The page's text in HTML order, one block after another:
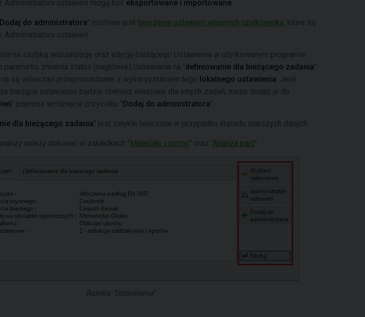
Administratora ustawień mogą być eksportowane i importowane
Dodaj do administratora" możliwe jest tworzenie ustawień własnych użytkownika, które są
Administratora ustawień.
na szybką wizualizację oraz edycję bieżącego Ustawienia w użytkowanym programie.
zmienia status (nagłówek) Ustawiania na "definiowanie dla bieżącego zadania".
są wówczas przeprowadzane z wykorzystaniem tego lokalnego ustawienia . Jeśli
bieżące ustawienie będzie również właściwe dla innych zadań, może dodać je do
" poprzez wciśnięcie przycisku "Dodaj do administratora".
dla bieżącego zadania" jest zwykle tworzone w przypadku importu starszych danych.
należy dokonać w zakładkach "Materiały i normy" oraz "Analiza parć".
Ramka "Ustawienia"